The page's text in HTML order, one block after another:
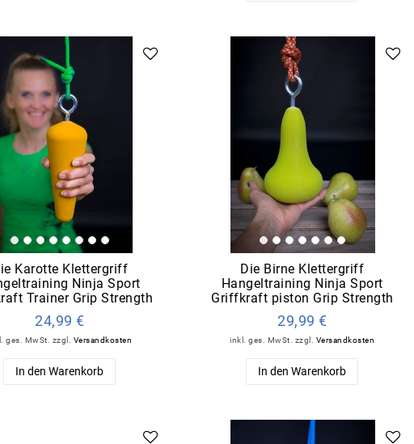
Karotte Klettergriff
Ninja Sport
Trainer Grip Strength
24,99 €
ges. MwSt. zzgl. Versandkosten
In den Warenkorb
Die Birne Klettergriff
Hangeltraining Ninja Sport
Griffkraft piston Grip Strength
29,99 €
inkl. ges. MwSt. zzgl. Versandkosten
In den Warenkorb